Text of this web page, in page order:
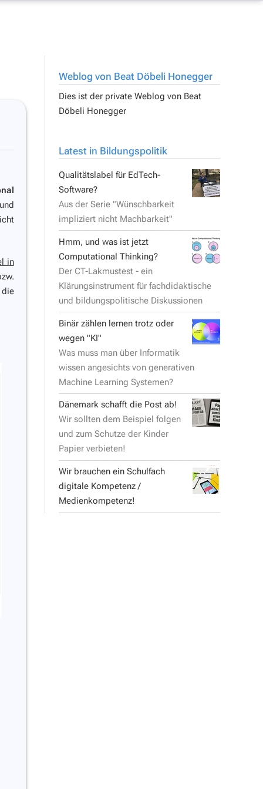
Weblog von Beat Döbeli Honegger
Dies ist der private Weblog von Beat
Döbeli Honegger
Latest in Bildungspolitik
Qualitätslabel für EdTech-
Software?
Aus der Serie "Wünschbarkeit
impliziert nicht Machbarkeit"
Hmm, und was ist jetzt
Computational Thinking?
Der CT-Lakmustest - ein
Klärungsinstrument für fachdidaktische
und bildungspolitische Diskussionen
Binär zählen lernen trotz oder
wegen "KI"
Was muss man über Informatik
wissen angesichts von generativen
Machine Learning Systemen?
Dänemark schafft die Post ab!
Wir sollten dem Beispiel folgen
und zum Schutze der Kinder
Papier verbieten!
Wir brauchen ein Schulfach
digitale Kompetenz /
Medienkompetenz!
in